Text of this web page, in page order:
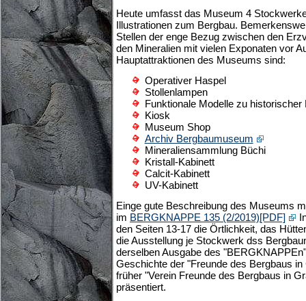
Heute umfasst das Museum 4
Illustrationen zum Bergbau.
Stellen der enge Bezug zwischen den
den Mineralien mit vielen Exponaten vor
Hauptattraktionen des Museums sind:
Operativer Haspel
Stollenlampen
Funktionale Modelle zu historischer
Kiosk
Museum Shop
Archiv Bergbaumuseum
Mineraliensammlung Büchi
Kristall-Kabinett
Calcit-Kabinett
UV-Kabinett
Einge gute Beschreibung des Museums
im BERGKNAPPE 135 (2/2019)[PDF]
den Seiten 13-17 die Örtlichkeit, das
die Ausstellung je Stockwerk dss
derselben Ausgabe des
Geschichte der "Freunde des Bergbaus
früher "Verein Freunde des Bergbaus in
präsentiert.